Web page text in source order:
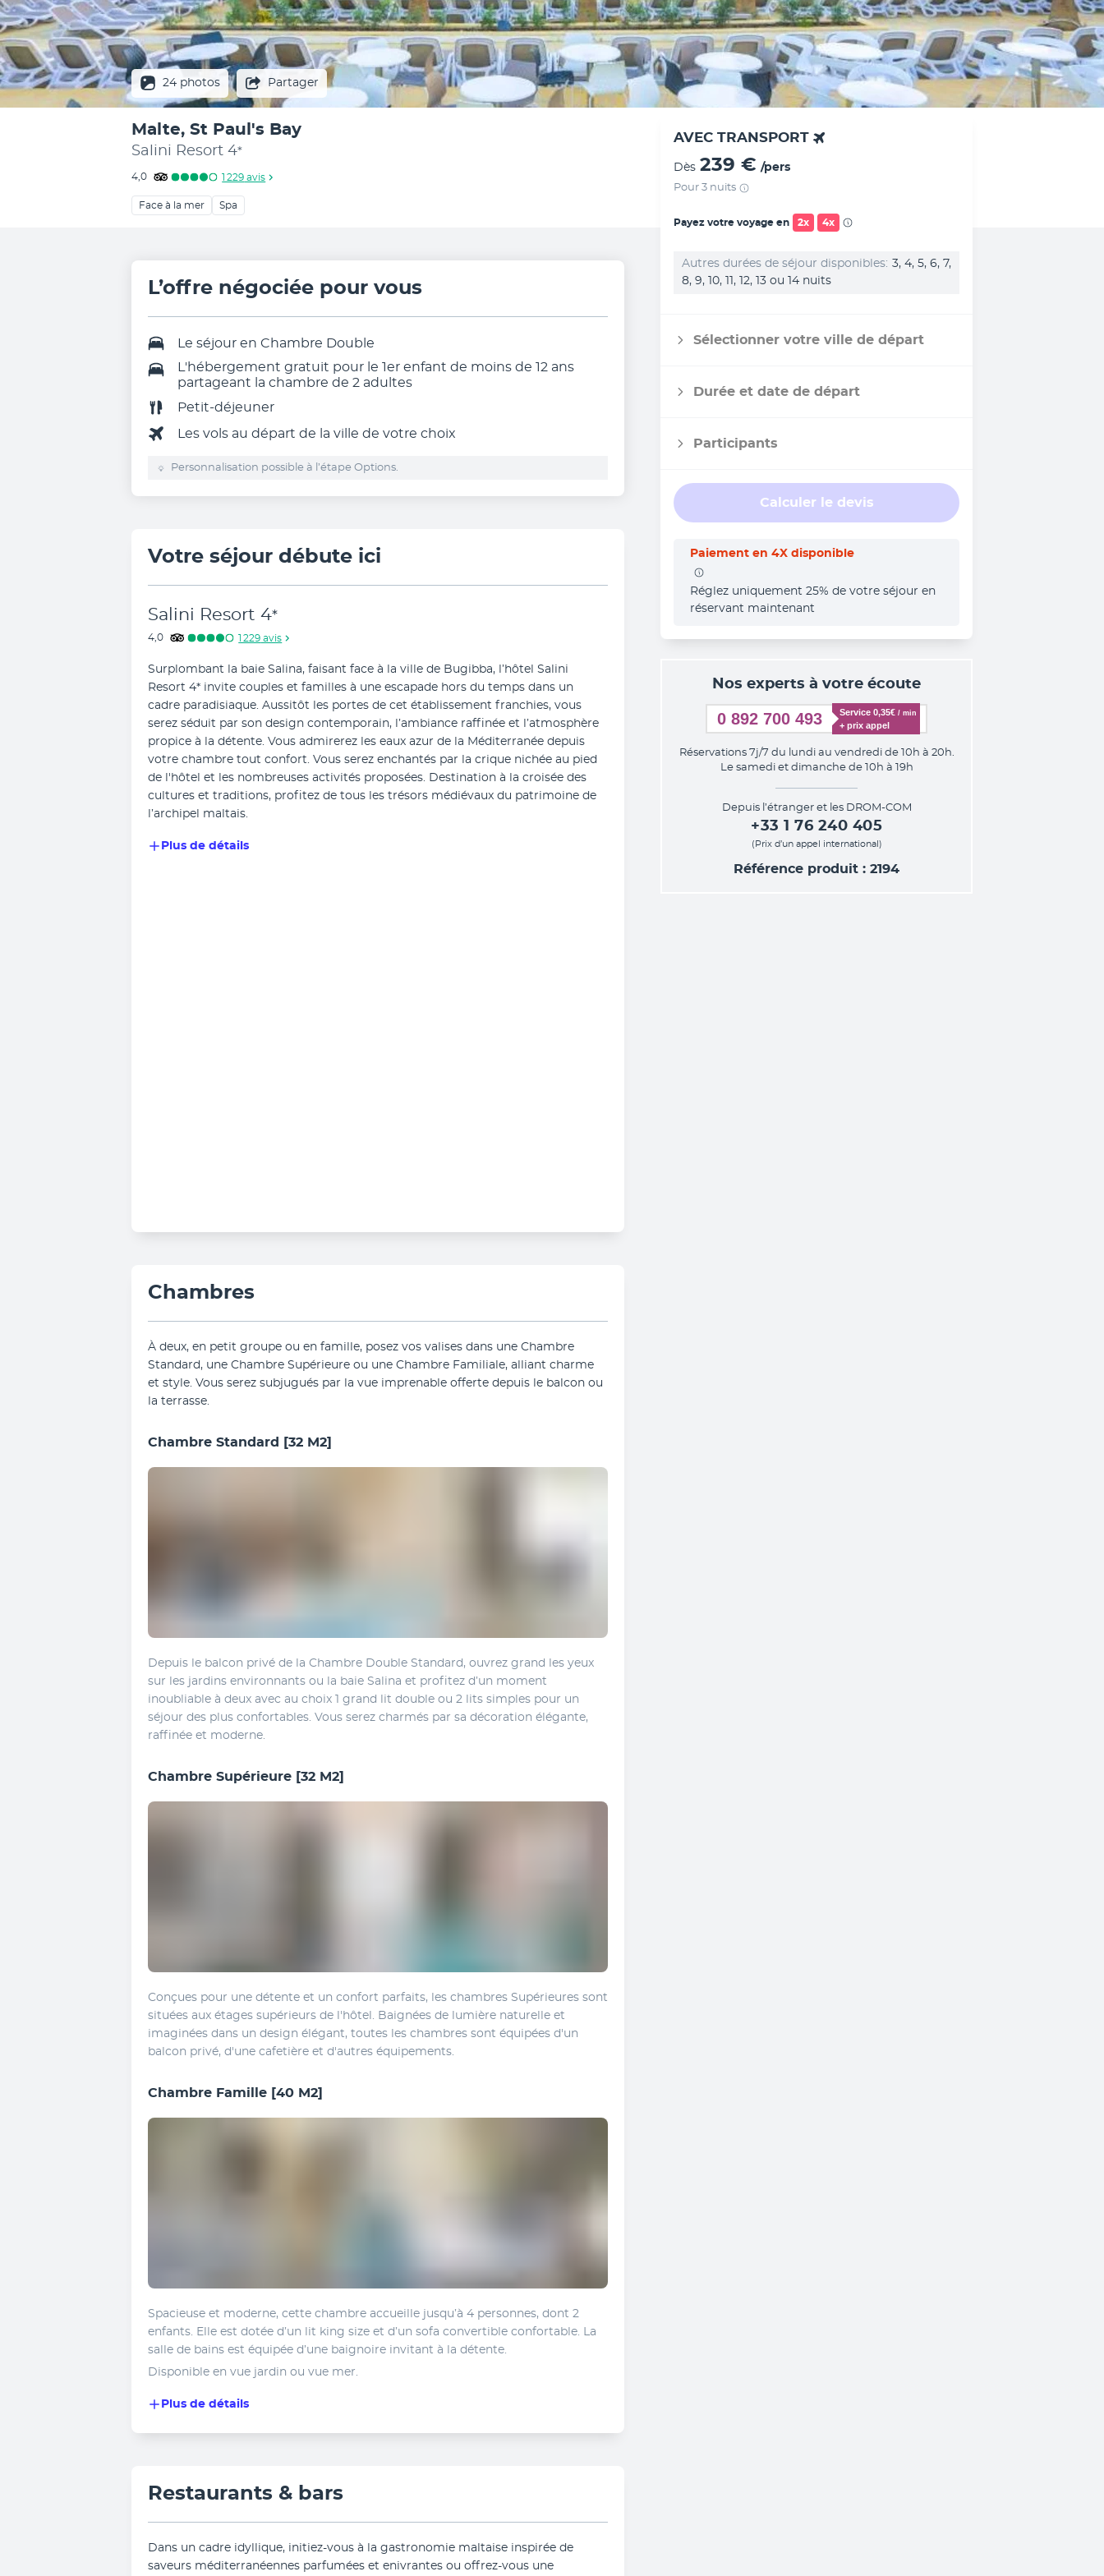
24 photos Partager
Malte, St Paul's Bay
Salini Resort 4*
4,0 1 229 avis
Face à la mer Spa
AVEC TRANSPORT
Dès 239 € /pers
Pour 3 nuits
Payez votre voyage en 2x 4x
Autres durées de séjour disponibles 3, 4, 5, 6, 7,
8, 9, 10, 11, 12, 13 ou 14 nuits
Sélectionner votre ville de départ
Durée et date de départ
Participants
Calculer le devis
Paiement en 4X disponible
Réglez uniquement 25% de votre séjour en
réservant maintenant
Nos experts à votre écoute
0 892 700 493 Service 0,35€ / min
+ prix appel
Réservations 7j/7 du lundi au vendredi de 10h à 20h.
Le samedi et dimanche de 10h à 19h
Depuis l’étranger et les DROM-COM
+33 1 76 240 405
(Prix d’un appel international)
Référence produit : 2194
L’offre négociée pour vous
Le séjour en Chambre Double
L'hébergement gratuit pour le 1er enfant de moins de 12 ans
partageant la chambre de 2 adultes
Petit-déjeuner
Les vols au départ de la ville de votre choix
Personnalisation possible à l’étape Options.
Votre séjour débute ici
Salini Resort 4*
4,0 1 229 avis
Surplombant la baie Salina, faisant face à la ville de Bugibba, l’hôtel Salini
Resort 4* invite couples et familles à une escapade hors du temps dans un
cadre paradisiaque. Aussitôt les portes de cet établissement franchies, vous
serez séduit par son design contemporain, l’ambiance raffinée et l’atmosphère
propice à la détente. Vous admirerez les eaux azur de la Méditerranée depuis
votre chambre tout confort. Vous serez enchantés par la crique nichée au pied
de l'hôtel et les nombreuses activités proposées. Destination à la croisée des
cultures et traditions, profitez de tous les trésors médiévaux du patrimoine de
l’archipel maltais.
Plus de détails
Chambres
À deux, en petit groupe ou en famille, posez vos valises dans une Chambre
Standard, une Chambre Supérieure ou une Chambre Familiale, alliant charme
et style. Vous serez subjugués par la vue imprenable offerte depuis le balcon ou
la terrasse.
Chambre Standard [32 M2]
Depuis le balcon privé de la Chambre Double Standard, ouvrez grand les yeux
sur les jardins environnants ou la baie Salina et profitez d’un moment
inoubliable à deux avec au choix 1 grand lit double ou 2 lits simples pour un
séjour des plus confortables. Vous serez charmés par sa décoration élégante,
raffinée et moderne.
Chambre Supérieure [32 M2]
Conçues pour une détente et un confort parfaits, les chambres Supérieures sont
situées aux étages supérieurs de l'hôtel. Baignées de lumière naturelle et
imaginées dans un design élégant, toutes les chambres sont équipées d'un
balcon privé, d'une cafetière et d'autres équipements.
Chambre Famille [40 M2]
Spacieuse et moderne, cette chambre accueille jusqu’à 4 personnes, dont 2
enfants. Elle est dotée d’un lit king size et d’un sofa convertible confortable. La
salle de bains est équipée d’une baignoire invitant à la détente.
Disponible en vue jardin ou vue mer.
Plus de détails
Restaurants & bars
Dans un cadre idyllique, initiez-vous à la gastronomie maltaise inspirée de
saveurs méditerranéennes parfumées et enivrantes ou offrez-vous une